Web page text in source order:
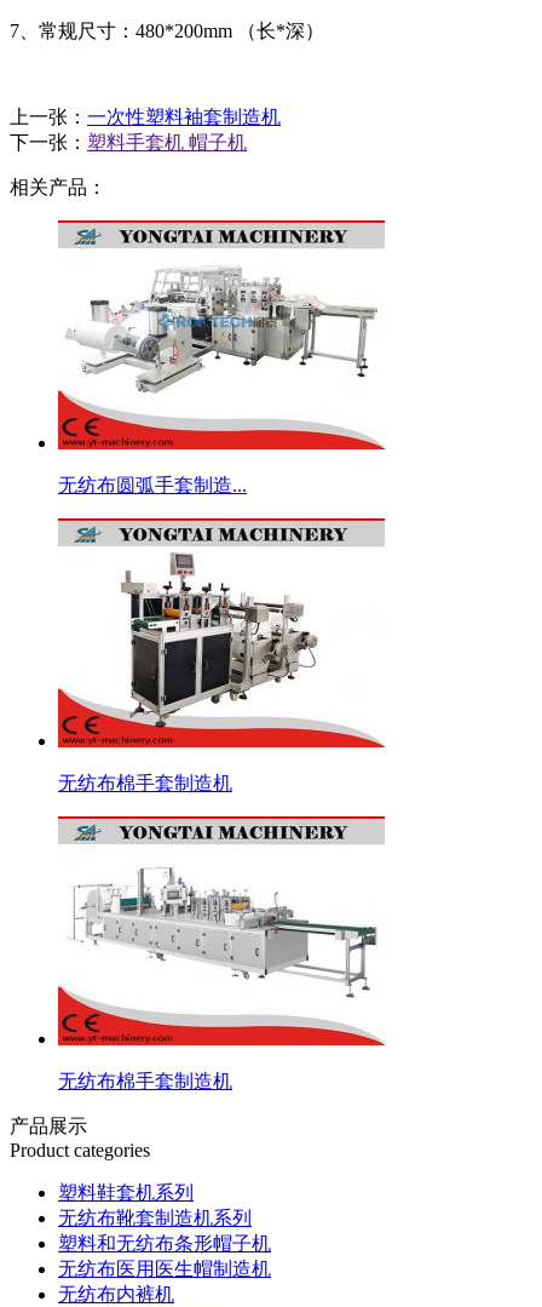
7、常规尺寸：480*200mm （长*深）
上一张： 一次性塑料袖套制造机
下一张： 塑料手套机 帽子机
相关产品：
无纺布圆弧手套制造...
无纺布棉手套制造机
无纺布棉手套制造机
产品展示
Product categories
塑料鞋套机系列
无纺布靴套制造机系列
塑料和无纺布条形帽子机
无纺布医用医生帽制造机
无纺布内裤机